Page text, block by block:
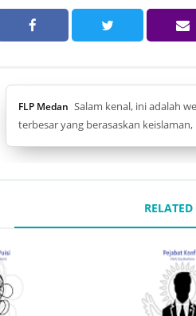
FLP Medan Salam kenal, ini adalah
terbesar yang berasaskan